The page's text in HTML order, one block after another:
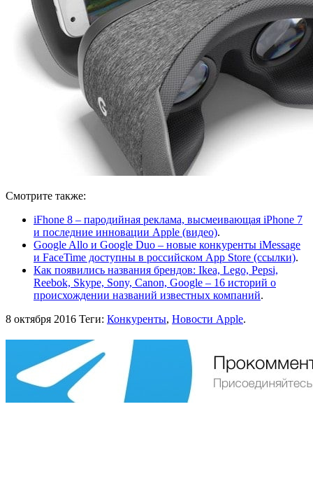
Смотрите также:
iFhone 8 – пародийная реклама, высмеивающая iPhone 7
и последние инновации Apple (видео).
Google Allo и Google Duo – новые конкуренты iMessage
и FaceTime доступны в российском App Store (ссылки).
Как появились названия брендов: Ikea, Lego, Pepsi,
Reebok, Skype, Sony, Canon, Google – 16 историй о
происхождении названий известных компаний.
8 октября 2016 Теги: Конкуренты, Новости Apple.